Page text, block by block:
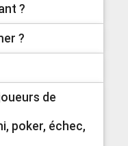
?
?
de
poker, échec,